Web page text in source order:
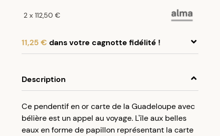
2 x 112,50 €
11,25 € dans votre cagnotte fidélité !
compte client et cumulez 5% de vos achats dans
votre cagnotte fidélité sans minimum d’achat.
Utilisez votre cagnotte de fidélité dès votre
Description
Ce pendentif en or carte de la Guadeloupe avec
bélière est un appel au voyage. L'île aux belles
eaux en forme de papillon représentant la carte